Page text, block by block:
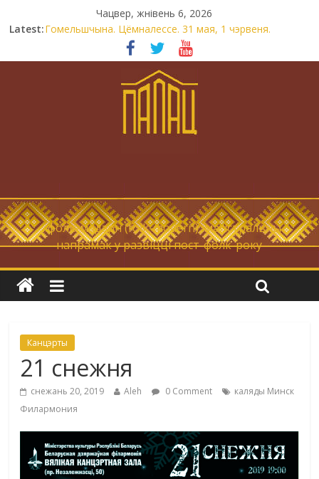
Чацвер, жнівень 6, 2026
Latest:Гомельшчына. Цёмналессе. 31 мая, 1 чэрвеня.
Нічога не дарэмна. Невыносна балюча нараджаецца
беларуская палітычная нацыя.
Запрашаем у інтравертнасць
… фолк-мадэрн (folk-modern), магістральны
напрамак у развіцці пост-фолк-року
Канцэрты
21 снежня
снежань 20, 2019 Aleh 0 Comment
каляды Минск
Филармония